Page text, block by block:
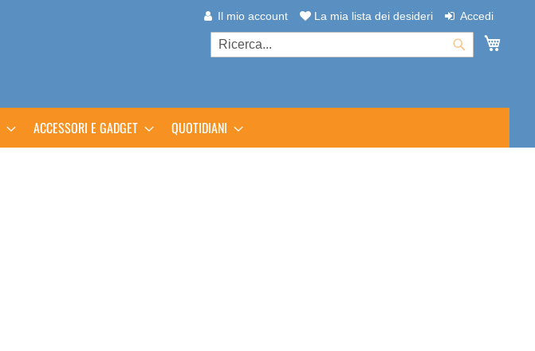
Il mio account La mia lista dei desideri Accedi
Cerca
ACCESSORI E GADGET QUOTIDIANI